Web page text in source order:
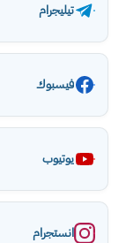
تيليجرام
فيسبوك
يوتيوب
انستجرام